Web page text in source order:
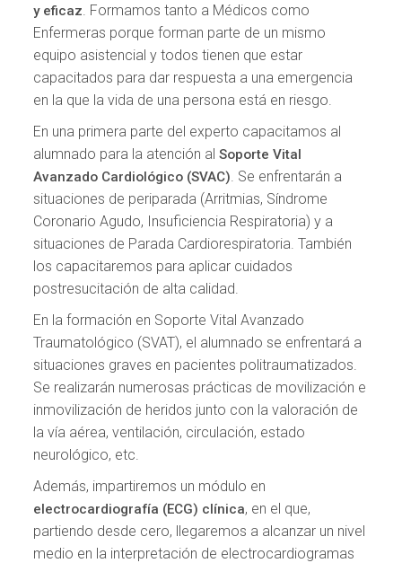
y eficaz. Formamos tanto a Médicos como
Enfermeras porque forman parte de un mismo
equipo asistencial y todos tienen que estar
capacitados para dar respuesta a una emergencia
en la que la vida de una persona está en riesgo.
En una primera parte del experto capacitamos al
alumnado para la atención alSoporte Vital
Avanzado Cardiológico (SVAC). Se enfrentarán a
situaciones de periparada (Arritmias, Síndrome
Coronario Agudo, Insuficiencia Respiratoria) y a
situaciones de Parada Cardiorespiratoria. También
los capacitaremos para aplicar cuidados
postresucitación de alta calidad.
En la formación en Soporte Vital Avanzado
Traumatológico (SVAT), el alumnado se enfrentará a
situaciones graves en pacientes politraumatizados.
Se realizarán numerosas prácticas de movilización e
inmovilización de heridos junto con la valoración de
la vía aérea, ventilación, circulación, estado
neurológico, etc.
Además, impartiremos un módulo en
electrocardiografía (ECG) clínica, en el que,
partiendo desde cero, llegaremos a alcanzar un nivel
medio en la interpretación de electrocardiogramas